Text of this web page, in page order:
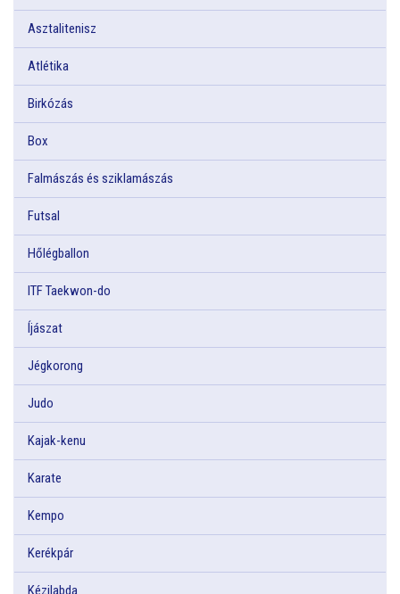
Asztalitenisz
Atlétika
Birkózás
Box
Falmászás és sziklamászás
Futsal
Hőlégballon
ITF Taekwon-do
Íjászat
Jégkorong
Judo
Kajak-kenu
Karate
Kempo
Kerékpár
Kézilabda